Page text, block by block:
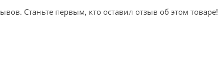
Станьте первым, кто оставил отзыв об этом товаре!